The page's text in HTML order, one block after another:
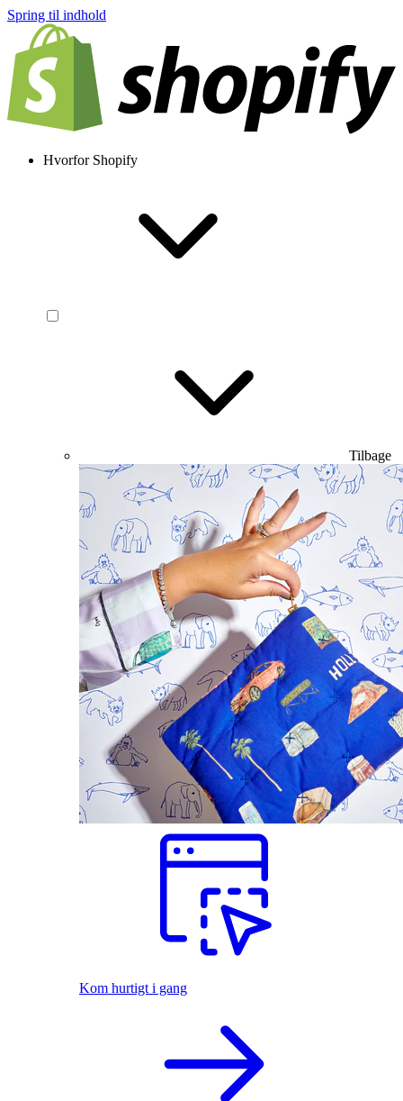
Spring til indhold
Hvorfor Shopify
Tilbage
Kom hurtigt i gang